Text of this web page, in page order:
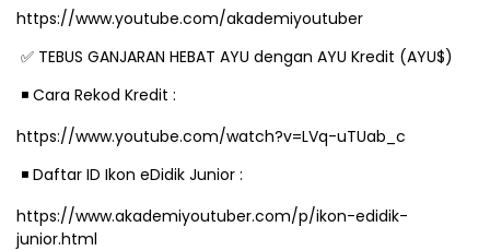
https://www.youtube.com/akademiyoutuber
✅ TEBUS GANJARAN HEBAT AYU dengan AYU Kredit (AYU$)
◾ ️ Cara Rekod Kredit :
https://www.youtube.com/watch?v=LVq-uTUab_c
◾ ️ Daftar ID Ikon eDidik Junior :
https://www.akademiyoutuber.com/p/ikon-edidik-
junior.html